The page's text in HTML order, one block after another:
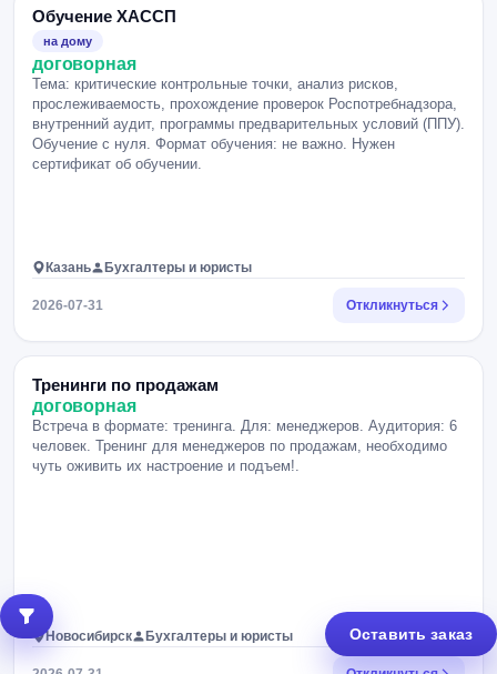
Обучение ХАССП
на дому
договорная
Тема: критические контрольные точки, анализ рисков,
прослеживаемость, прохождение проверок Роспотребнадзора,
внутренний аудит, программы предварительных условий (ППУ).
Обучение с нуля. Формат обучения: не важно. Нужен
сертификат об обучении.
Казань Бухгалтеры и юристы
2026-07-31 Откликнуться
Тренинги по продажам
договорная
Встреча в формате: тренинга. Для: менеджеров. Аудитория: 6
человек. Тренинг для менеджеров по продажам, необходимо
чуть оживить их настроение и подъем!.
Новосибирск Бухгалтеры и юристы Оставить заказ